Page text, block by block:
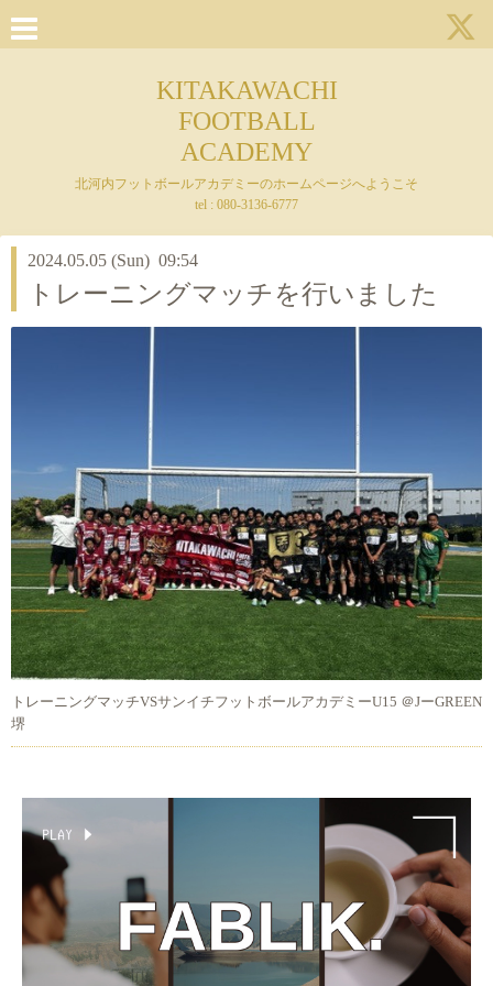
KITAKAWACHI
FOOTBALL
ACADEMY
北河内フットボールアカデミーのホームページへようこそ
tel : 080-3136-6777
2024.05.05 (Sun) 09:54
トレーニングマッチを行いました
トレーニングマッチVSサンイチフットボールアカデミーU15 ＠JーGREEN
堺